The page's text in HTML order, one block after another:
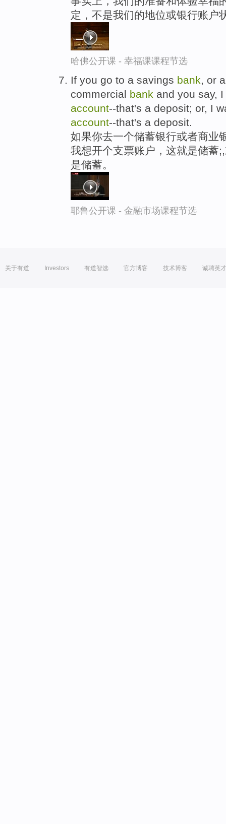
定，不是我们的地位或银行账户
哈佛公开课 - 幸福课课程节选
If you go to a savings bank, or
commercial bank and you say,
account--that's a deposit; or, I
account--that's a deposit.
如果你去一个储蓄银行或者商业
我想开个支票账户，这就是储蓄
是储蓄。
耶鲁公开课 - 金融市场课程节选
关于有道 Investors 有道智选 官方博客 技术博客 诚聘英才